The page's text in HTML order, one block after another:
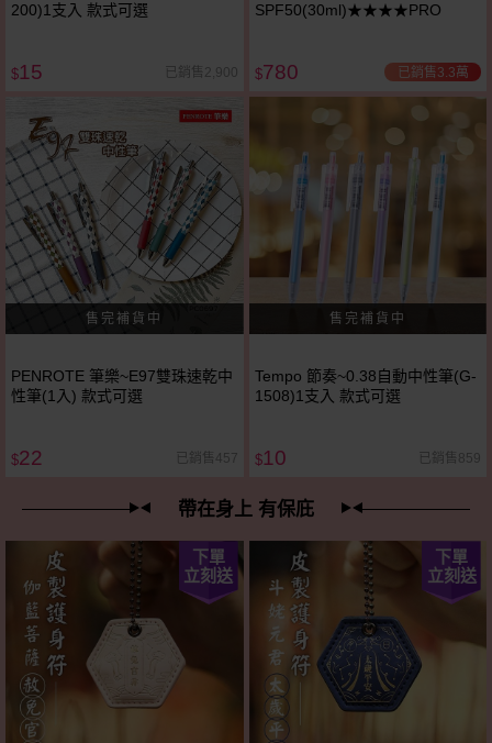
200)1支入 款式可選
$15 已銷售2,900
SPF50(30ml)★★★★PRO
$780 已銷售3.3萬
PENROTE 筆樂~E97雙珠速乾中
性筆(1入) 款式可選
$22 已銷售457
Tempo 節奏~0.38自動中性筆(G-
1508)1支入 款式可選
$10 已銷售859
帶在身上 有保庇
下單
立刻送
下單
立刻送